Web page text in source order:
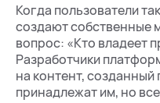
Когда пользователи
создают собственные
вопрос: «Кто владеет
Разработчики
на контент, созданный
принадлежат им, но